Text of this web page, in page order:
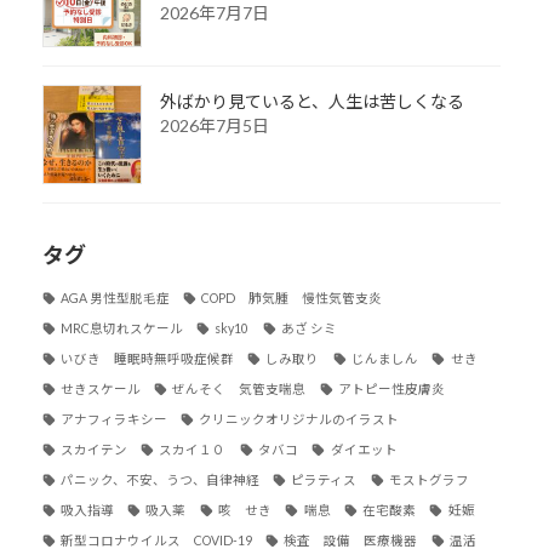
2026年7月7日
外ばかり見ていると、人生は苦しくなる
2026年7月5日
タグ
AGA 男性型脱毛症 COPD 肺気腫 慢性気管支炎
MRC息切れスケール sky10 あざ シミ
いびき 睡眠時無呼吸症候群 しみ取り じんましん せき
せきスケール ぜんそく 気管支喘息 アトピー性皮膚炎
アナフィラキシー クリニックオリジナルのイラスト
スカイテン スカイ１０ タバコ ダイエット
パニック、不安、うつ、自律神経 ピラティス モストグラフ
吸入指導 吸入薬 咳 せき 喘息 在宅酸素 妊娠
新型コロナウイルス COVID-19 検査 設備 医療機器 温活